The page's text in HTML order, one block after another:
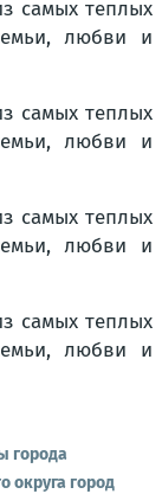
города
округа город